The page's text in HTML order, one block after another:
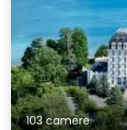
103 camere